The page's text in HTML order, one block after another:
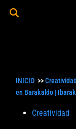
Abrir
INICIO >>Creatividad
en Barakaldo |
Publicado
Creatividad